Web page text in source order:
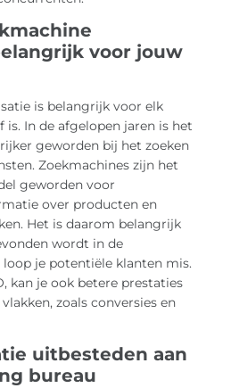
voor jouw
is belangrijk voor elk
In de afgelopen jaren is het
geworden bij het zoeken
Zoekmachines zijn het
geworden voor
over producten en
Het is daarom belangrijk
wordt in de
loop je potentiële klanten mis.
kan je ook betere prestaties
zoals conversies en
uitbesteden aan
bureau